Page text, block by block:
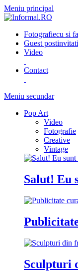
Meniu principal
Fotografiecu si
Guest post
Video
Contact
Meniu secundar
Pop Art
Video
Fotografie
Creative
Vintage
Salut! Eu
Sculpturi